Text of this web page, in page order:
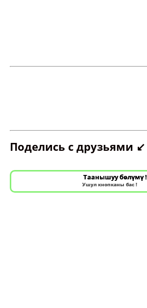
Поделись с друзьями ↙️
Таанышуу бөлүмү !
Ушул кнопканы бас !